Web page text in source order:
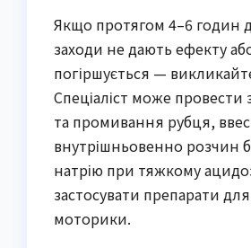
Якщо протягом 4–6 годин
заходи не дають ефекту
погіршується —
Спеціаліст може провести
та промивання рубця,
внутрішньовенно розчин
натрію при тяжкому
застосувати препарати
моторики.